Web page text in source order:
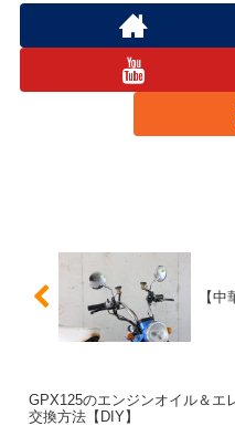
【
GPX125のエンジンオイル＆エ
交換方法【DIY】